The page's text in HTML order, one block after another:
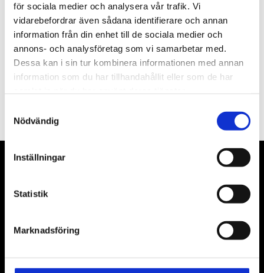
för sociala medier och analysera vår trafik. Vi
vidarebefordrar även sådana identifierare och annan
information från din enhet till de sociala medier och
annons- och analysföretag som vi samarbetar med.
Dessa kan i sin tur kombinera informationen med annan
information som du har tillhandahållit eller som de har
Nödvändig
Inställningar
Statistik
Marknadsföring
Nyhetsbrev
PRENUMERERA
Våra främsta leverantörer är KS Tools verktyg, ATH billyftar
gärna om vad som helst då vi gör vårt yttersta för att hjälpa